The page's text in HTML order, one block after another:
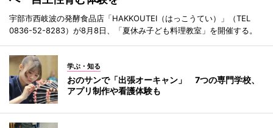
宇部市西岐波の発酵食品店「HAKKOUTEI（はっこうてい）」（TEL
0836-52-8283）が8月8日、「夏休み子ども料理教室」を開催する。
学ぶ・知る
おのサンで「出張オーキャン」 7つの専門学校、
アプリ制作や看護体験も